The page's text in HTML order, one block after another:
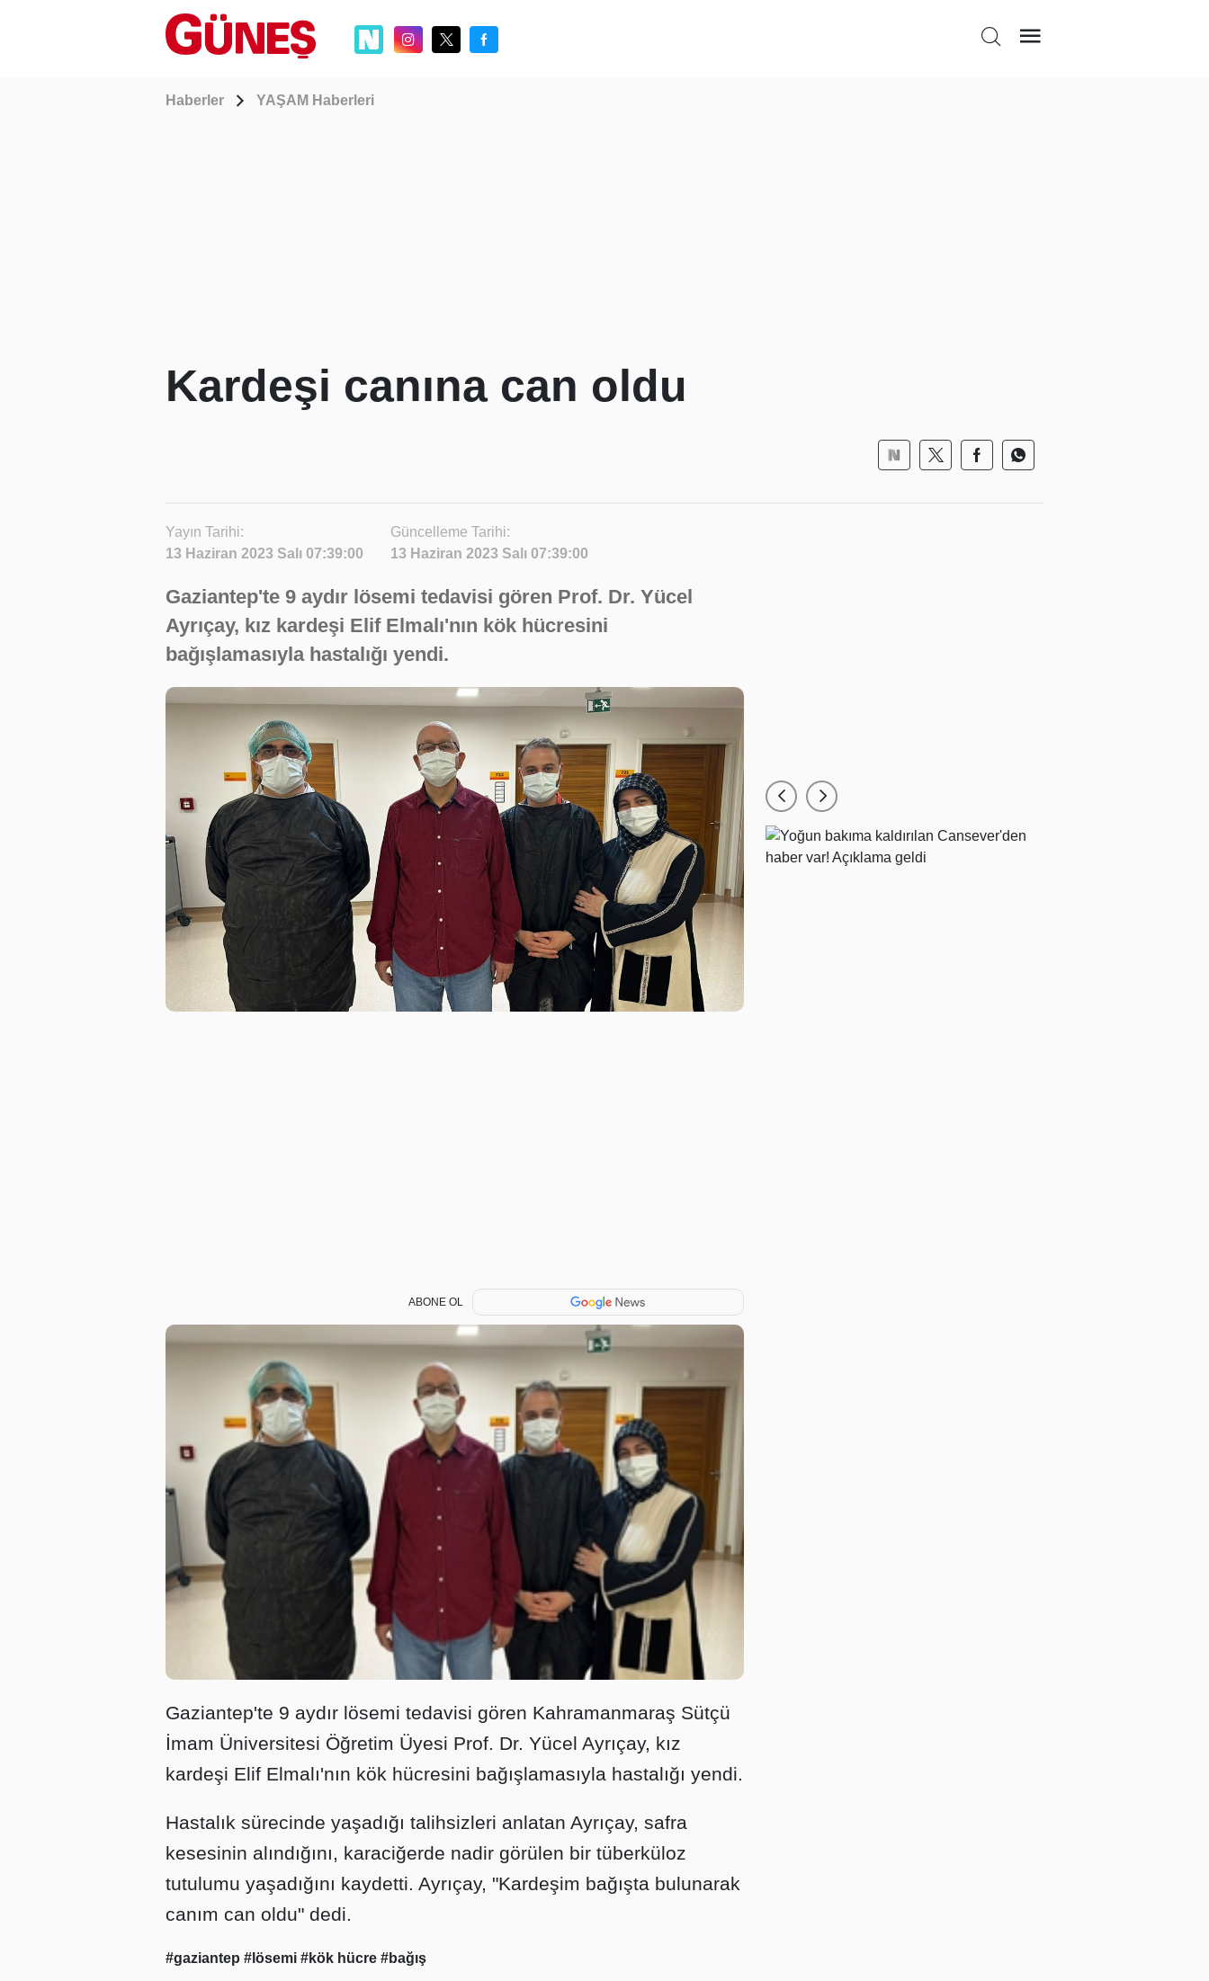
Haberler YAŞAM Haberleri
Kardeşi canına can oldu
Yayın Tarihi:
13 Haziran 2023 Salı 07:39:00
Güncelleme Tarihi:
13 Haziran 2023 Salı 07:39:00
Gaziantep'te 9 aydır lösemi tedavisi gören Prof. Dr. Yücel
Ayrıçay, kız kardeşi Elif Elmalı'nın kök hücresini
bağışlamasıyla hastalığı yendi.
ABONE OL
Gaziantep'te 9 aydır lösemi tedavisi gören Kahramanmaraş Sütçü
İmam Üniversitesi Öğretim Üyesi Prof. Dr. Yücel Ayrıçay, kız
kardeşi Elif Elmalı'nın kök hücresini bağışlamasıyla hastalığı yendi.
Hastalık sürecinde yaşadığı talihsizleri anlatan Ayrıçay, safra
kesesinin alındığını, karaciğerde nadir görülen bir tüberküloz
tutulumu yaşadığını kaydetti. Ayrıçay, "Kardeşim bağışta bulunarak
canım can oldu" dedi.
#gaziantep #lösemi #kök hücre #bağış